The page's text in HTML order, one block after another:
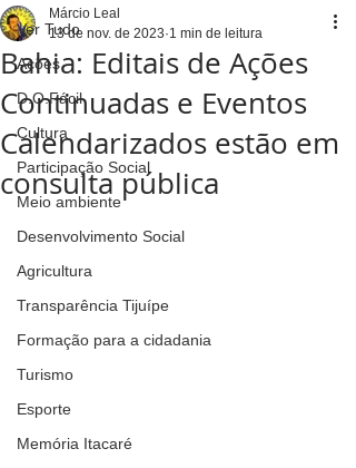
Ver Tudo
Ações
D.O.Fácil
Cultura
Participação Social
Meio ambiente
Desenvolvimento Social
Agricultura
Transparência Tijuípe
Formação para a cidadania
Turismo
Esporte
Memória Itacaré
Bahia: Editais de Ações
Continuadas e Eventos
Calendarizados estão em
consulta pública
Márcio Leal
13 de nov. de 2023 1 min de leitura